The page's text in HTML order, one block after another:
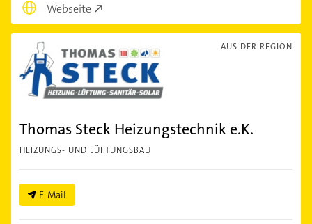
Webseite
AUS DER REGION
Thomas Steck Heizungstechnik e.K.
HEIZUNGS- UND LÜFTUNGSBAU
E-Mail